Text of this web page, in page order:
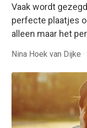
Vaak wordt
perfecte plaatjes
alleen maar het
Nina Hoek van Dijke ·